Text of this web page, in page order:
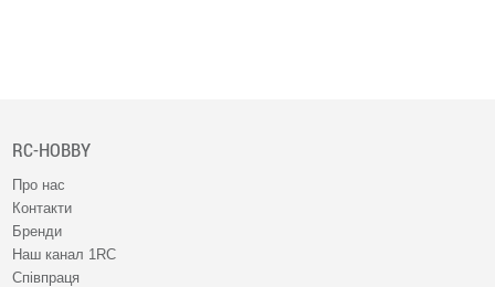
RC-HOBBY
Про нас
Контакти
Бренди
Наш канал 1RC
Співпраця